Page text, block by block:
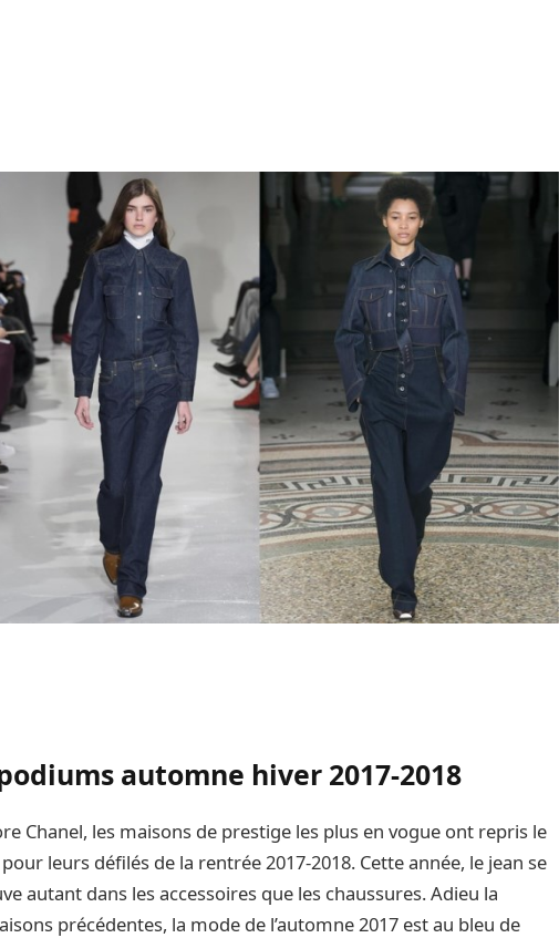
automne hiver 2017-2018
Chanel, les maisons de prestige les plus en vogue ont repris le
leurs défilés de la rentrée 2017-2018. Cette année, le jean se
autant dans les accessoires que les chaussures. Adieu la
précédentes, la mode de l’automne 2017 est au bleu de